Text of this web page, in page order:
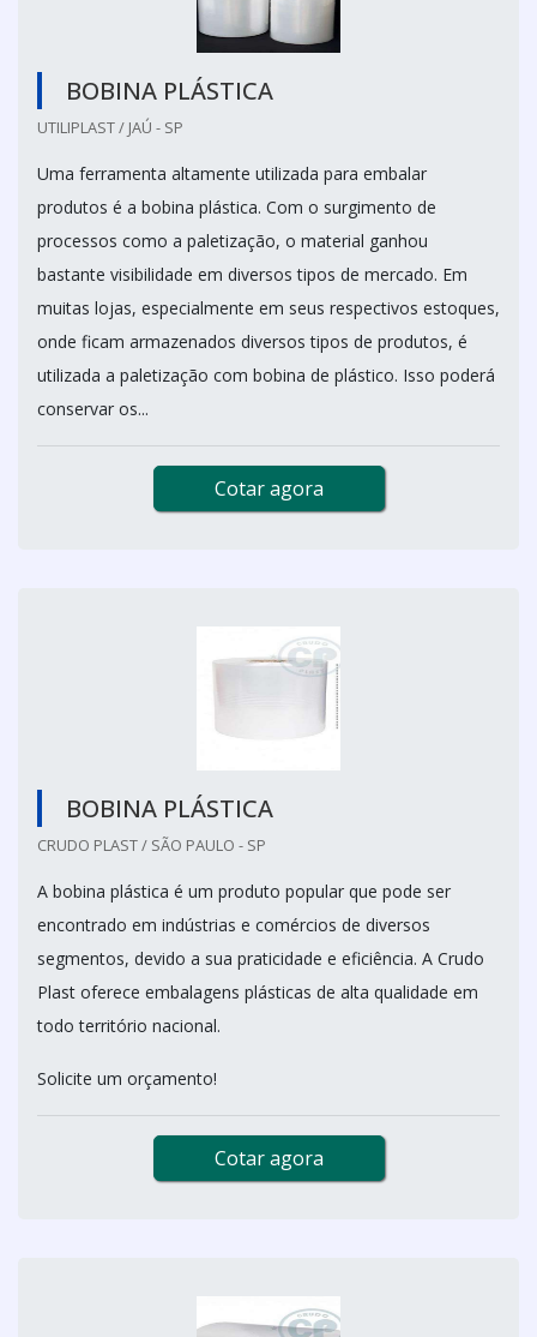
BOBINA PLÁSTICA
UTILIPLAST / JAÚ - SP
Uma ferramenta altamente utilizada para embalar
produtos é a bobina plástica. Com o surgimento de
processos como a paletização, o material ganhou
bastante visibilidade em diversos tipos de mercado. Em
muitas lojas, especialmente em seus respectivos estoques,
onde ficam armazenados diversos tipos de produtos, é
utilizada a paletização com bobina de plástico. Isso poderá
conservar os...
Cotar agora
BOBINA PLÁSTICA
CRUDO PLAST / SÃO PAULO - SP
A bobina plástica é um produto popular que pode ser
encontrado em indústrias e comércios de diversos
segmentos, devido a sua praticidade e eficiência. A Crudo
Plast oferece embalagens plásticas de alta qualidade em
todo território nacional.
Solicite um orçamento!
Cotar agora